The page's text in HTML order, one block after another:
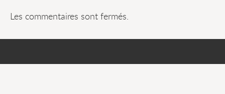
Les commentaires sont fermés.